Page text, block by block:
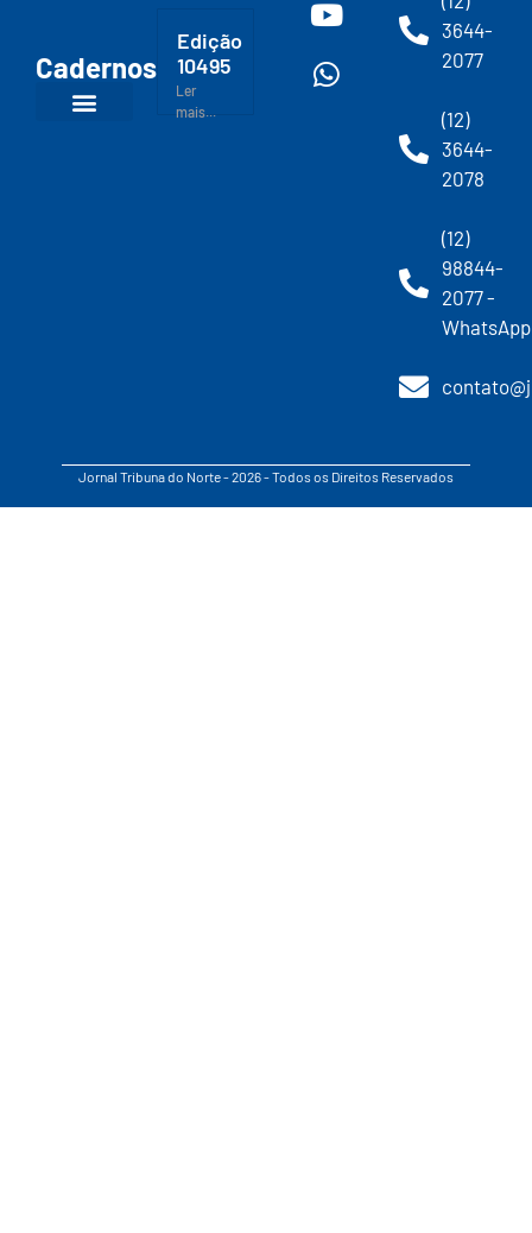
Cadernos
Edição
10495
Ler
mais...
3644-
2077
(12)
3644-
2078
(12)
98844-
2077 -
WhatsApp
Jornal Tribuna do Norte - 2026 - Todos os Direitos Reservados